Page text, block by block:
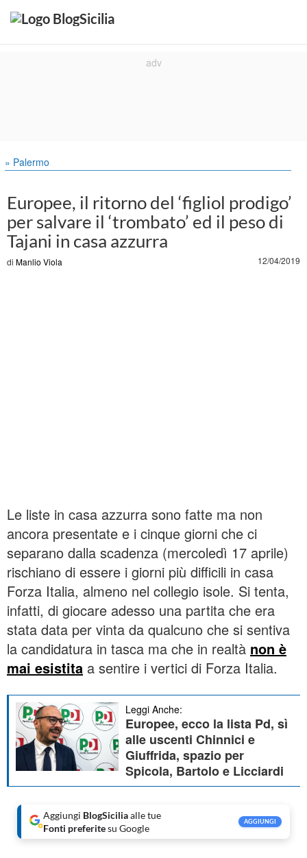
» Palermo
Europee, il ritorno del ‘figliol prodigo’
per salvare il ‘trombato’ ed il peso di
Tajani in casa azzurra
di Manlio Viola 12/04/2019
Le liste in casa azzurra sono fatte ma non
ancora presentate e i cinque giorni che ci
separano dalla scadenza (mercoledì 17 aprile)
rischiano di essere i giorni più difficili in casa
Forza Italia, almeno nel collegio isole. Si tenta,
infatti, di giocare adesso una partita che era
stata data per vinta da qualcuno che si sentiva
la candidatura in tasca ma che in realtà non è
mai esistita a sentire i vertici di Forza Italia.
Leggi Anche:
Europee, ecco la lista Pd, sì
alle uscenti Chinnici e
Giuffrida, spazio per
Spicola, Bartolo e Licciardi
Aggiungi BlogSiciliaalle tue
Fonti preferitesu Google
AGGIUNGI